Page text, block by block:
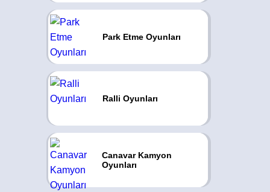
Park Etme Oyunları
Ralli Oyunları
Canavar Kamyon
Oyunları